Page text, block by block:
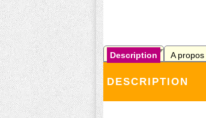
Description A
DESCRIPTION